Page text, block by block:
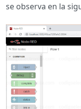
se observa en la